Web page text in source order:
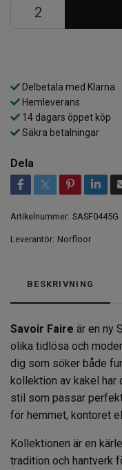
Delbetala med Klarna
Hemleverans
14 dagars öppet köp
Säkra betalningar
Dela
Artikelnummer: SASF0445G
Leverantör: Norfloor
BESKRIVNING
Savoir Faire är en ny
olika tidlösa och
dig som söker både
kollektion av kakel
stil som passar
för hemmet, kontoret
Kollektionen är en
tradition och hantverk